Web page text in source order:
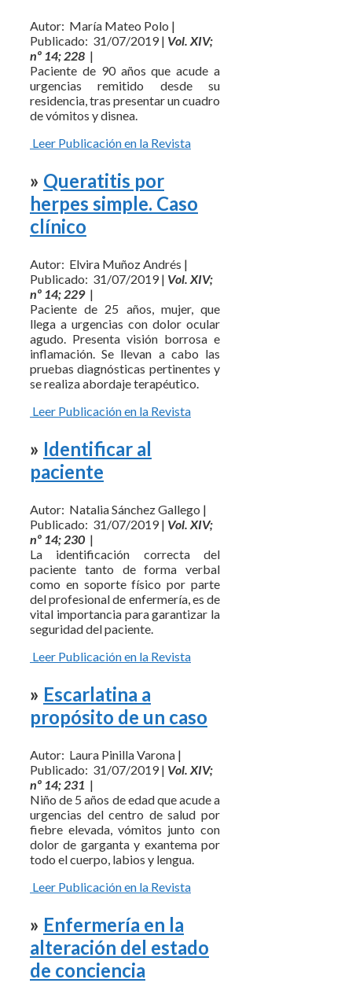
Autor: María Mateo Polo |
Publicado: 31/07/2019 | Vol. XIV;
nº 14; 228 |
Paciente de 90 años que acude a
urgencias remitido desde su
residencia, tras presentar un cuadro
de vómitos y disnea.
Leer Publicación en la Revista
» Queratitis por
herpes simple. Caso
clínico
Autor: Elvira Muñoz Andrés |
Publicado: 31/07/2019 | Vol. XIV;
nº 14; 229 |
Paciente de 25 años, mujer, que
llega a urgencias con dolor ocular
agudo. Presenta visión borrosa e
inflamación. Se llevan a cabo las
pruebas diagnósticas pertinentes y
se realiza abordaje terapéutico.
Leer Publicación en la Revista
» Identificar al
paciente
Autor: Natalia Sánchez Gallego |
Publicado: 31/07/2019 | Vol. XIV;
nº 14; 230 |
La identificación correcta del
paciente tanto de forma verbal
como en soporte físico por parte
del profesional de enfermería, es de
vital importancia para garantizar la
seguridad del paciente.
Leer Publicación en la Revista
» Escarlatina a
propósito de un caso
Autor: Laura Pinilla Varona |
Publicado: 31/07/2019 | Vol. XIV;
nº 14; 231 |
Niño de 5 años de edad que acude a
urgencias del centro de salud por
fiebre elevada, vómitos junto con
dolor de garganta y exantema por
todo el cuerpo, labios y lengua.
Leer Publicación en la Revista
» Enfermería en la
alteración del estado
de conciencia